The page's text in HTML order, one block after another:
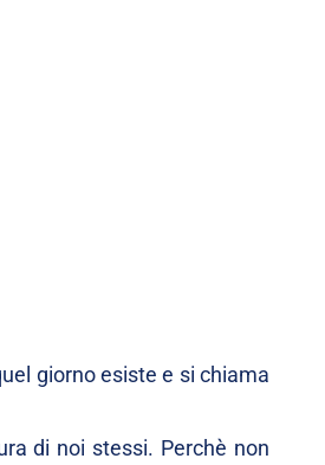
giorno esiste e si chiama
di noi stessi. Perchè non